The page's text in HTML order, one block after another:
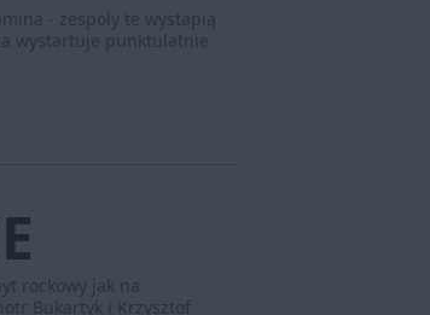
- zespoły te wystapią
wystartuje punktulatnie
rockowy jak na
Bukartyk i Krzysztof